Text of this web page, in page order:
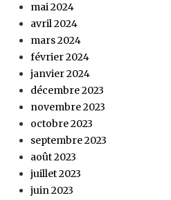
mai 2024
avril 2024
mars 2024
février 2024
janvier 2024
décembre 2023
novembre 2023
octobre 2023
septembre 2023
août 2023
juillet 2023
juin 2023